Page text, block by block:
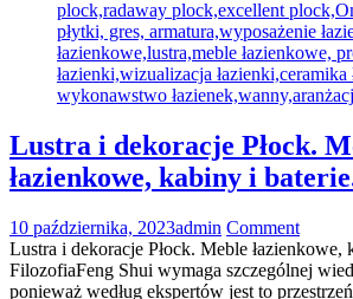
Lustra i dekoracje Płock.
łazienkowe, kabiny i
10 października, 2023admin Comment
Lustra i dekoracje Płock. Meble łazienkowe,
FilozofiaFeng Shui wymaga szczególnej
ponieważ według ekspertów jest to